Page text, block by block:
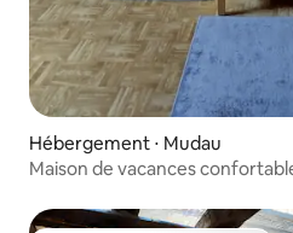
Hébergement ⋅ Mudau
Maison de vacances